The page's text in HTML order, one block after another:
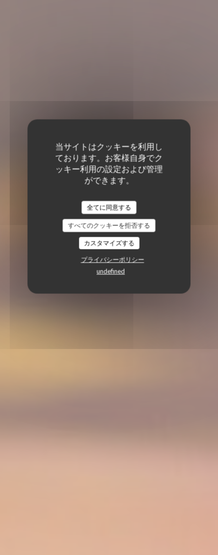
当サイトはクッキーを利用し
ております。お客様自身でク
ッキー利用の設定および管理
ができます。
全てに同意する
すべてのクッキーを拒否する
カスタマイズする
プライバシーポリシー
undefined